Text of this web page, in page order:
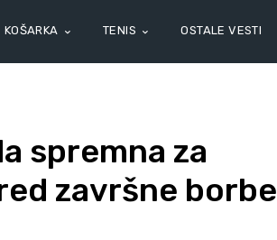
KOŠARKA TENIS OSTALE VESTI
spremna za
završne borbe